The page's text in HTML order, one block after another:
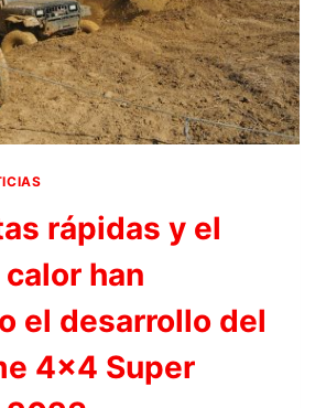
rápidas y el
han
el desarrollo del
4×4 Super